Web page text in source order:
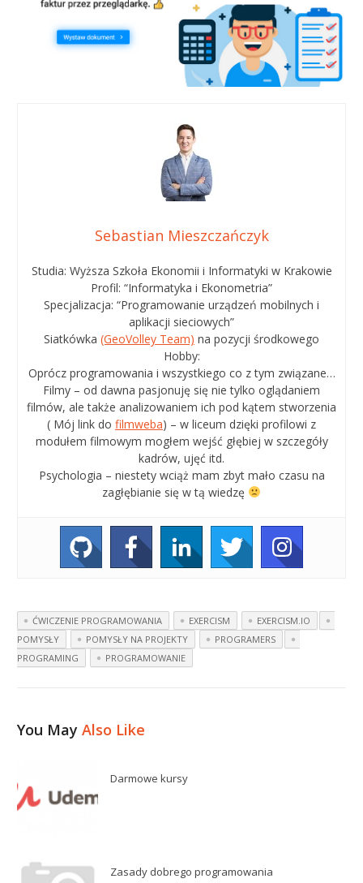
Sebastian Mieszczańczyk
Studia: Wyższa Szkoła Ekonomii i Informatyki w Krakowie
Profil: “Informatyka i Ekonometria”
Specjalizacja: “Programowanie urządzeń mobilnych i
aplikacji sieciowych”
Siatkówka (GeoVolley Team) na pozycji środkowego
Hobby:
Oprócz programowania i wszystkiego co z tym związane…
Filmy – od dawna pasjonuję się nie tylko oglądaniem
filmów, ale także analizowaniem ich pod kątem stworzenia
( Mój link do filmweba) – w liceum dzięki profilowi z
modułem filmowym mogłem wejść głębiej w szczegóły
kadrów, ujęć itd.
Psychologia – niestety wciąż mam zbyt mało czasu na
zagłębianie się w tą wiedzę
ĆWICZENIE PROGRAMOWANIA EXERCISM
EXERCISM.IO
POMYSŁY
POMYSŁY NA PROJEKTY
PROGRAMERS
PROGRAMING
PROGRAMOWANIE
You MayAlso Like
Darmowe kursy
Zasady dobrego programowania